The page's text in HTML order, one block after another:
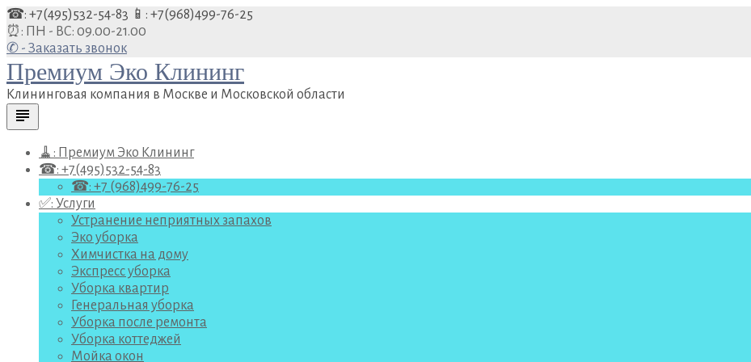
Перейти
к
содержанию
☎: +7(495)532-54-83 📱: +7(968)499-76-25
⏰: ПН - ВС: 09.00-21.00
✆ - Заказать звонок
Премиум Эко Клининг
Клининговая компания в Москве и Московской области
subject
🧹: Премиум Эко Клининг
☎: +7(495)532-54-83
☎: +7 (968)499-76-25
✅: Услуги
Устранение неприятных запахов
Эко уборка
Химчистка на дому
Экспресс уборка
Уборка квартир
Генеральная уборка
Уборка после ремонта
Уборка коттеджей
Мойка окон